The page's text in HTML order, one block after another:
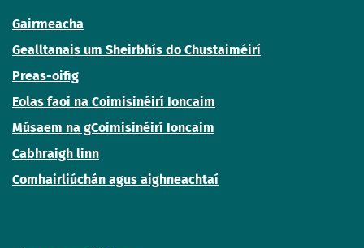
Gairmeacha
Gealltanais um Sheirbhís do Chustaiméirí
Preas-oifig
Eolas faoi na Coimisinéirí Ioncaim
Músaem na gCoimisinéirí Ioncaim
Cabhraigh linn
Comhairliúchán agus aighneachtaí